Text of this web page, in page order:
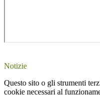
Notizie
Questo sito o gli strumenti
cookie necessari al